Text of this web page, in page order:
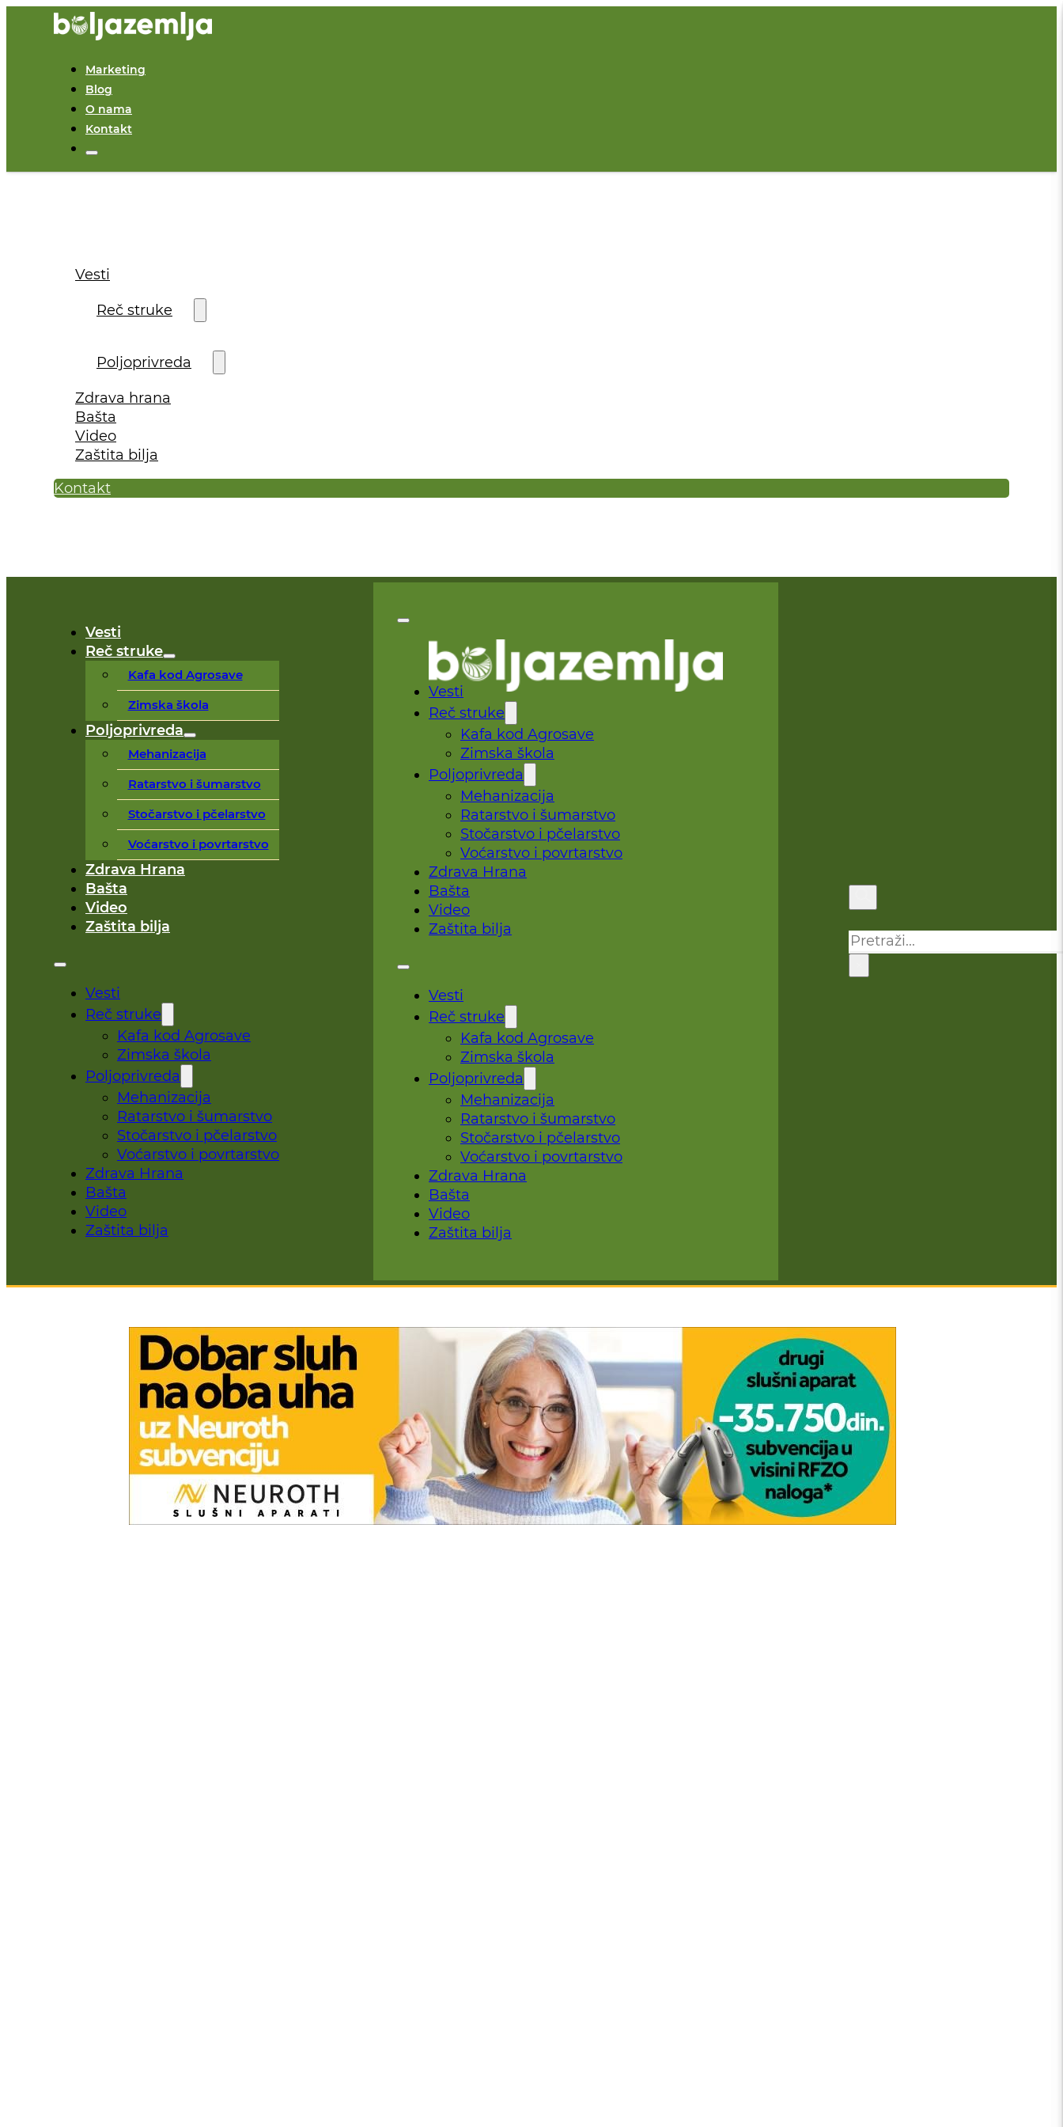
Marketing
Blog
O nama
Kontakt
Vesti
Reč struke
Poljoprivreda
Zdrava hrana
Bašta
Video
Zaštita bilja
Kontakt
Vesti
Reč struke
Kafa kod Agrosave
Zimska škola
Poljoprivreda
Mehanizacija
Ratarstvo i šumarstvo
Stočarstvo i pčelarstvo
Voćarstvo i povrtarstvo
Zdrava Hrana
Bašta
Video
Zaštita bilja
Vesti
Reč struke
Kafa kod Agrosave
Zimska škola
Poljoprivreda
Mehanizacija
Ratarstvo i šumarstvo
Stočarstvo i pčelarstvo
Voćarstvo i povrtarstvo
Zdrava Hrana
Bašta
Video
Zaštita bilja
Vesti
Reč struke
Kafa kod Agrosave
Zimska škola
Poljoprivreda
Mehanizacija
Ratarstvo i šumarstvo
Stočarstvo i pčelarstvo
Voćarstvo i povrtarstvo
Zdrava Hrana
Bašta
Video
Zaštita bilja
Vesti
Reč struke
Kafa kod Agrosave
Zimska škola
Poljoprivreda
Mehanizacija
Ratarstvo i šumarstvo
Stočarstvo i pčelarstvo
Voćarstvo i povrtarstvo
Zdrava Hrana
Bašta
Video
Zaštita bilja
Pretraga